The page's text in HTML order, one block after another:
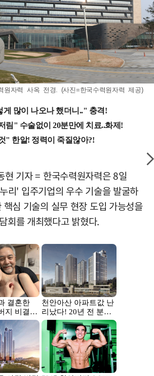
원자력 사옥 전경. (사진=한국수력원자력 제공)
현 기자 = 한국수력원자력은 8일
리' 입주기업의 우수 기술을 발굴하
핵심 기술의 실무 현장 도입 가능성을
회를 개최했다고 밝혔다.